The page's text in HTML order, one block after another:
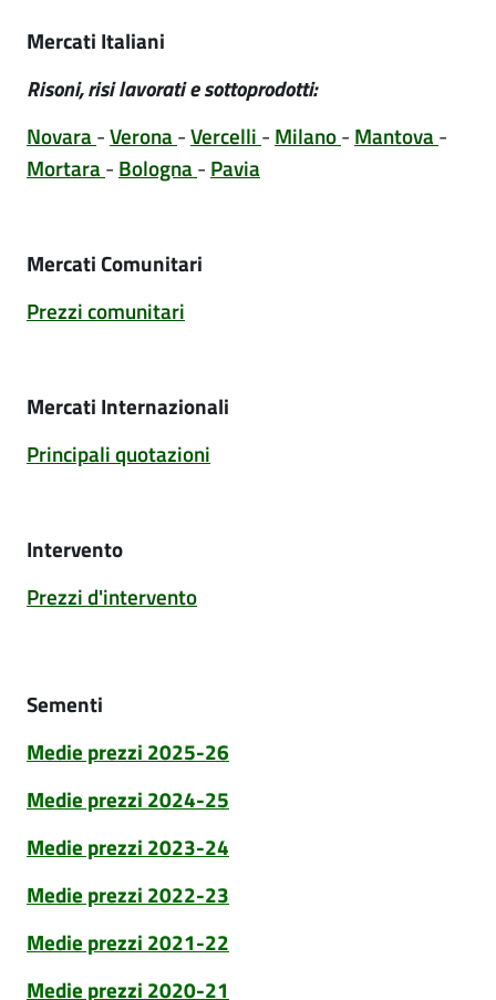
Mercati Italiani
Risoni, risi lavorati e sottoprodotti:
Novara -Verona -Vercelli - Milano- Mantova -
Mortara - Bologna - Pavia
Mercati Comunitari
Prezzi comunitari
Mercati Internazionali
Principali quotazioni
Intervento
Prezzi d'intervento
Sementi
Medie prezzi 2025-26
Medie prezzi 2024-25
Medie prezzi 2023-24
Medie prezzi 2022-23
Medie prezzi 2021-22
Medie prezzi 2020-21